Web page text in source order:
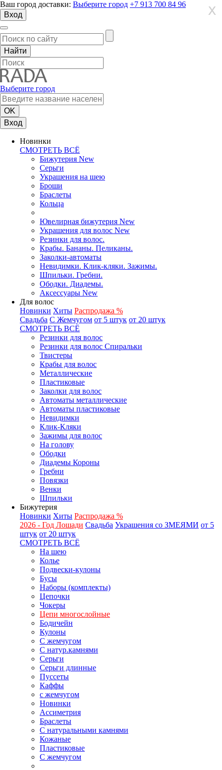
Ваш город доставки: Выберите город +7 913 700 84 96
Вход
Выберите город
Вход
Новинки
СМОТРЕТЬ ВСЁ
Бижутерия New
Серьги
Украшения на шею
Броши
Браслеты
Кольца
Ювелирная бижутерия New
Украшения для волос New
Резинки для волос.
Крабы. Бананы. Пеликаны.
Заколки-автоматы
Невидимки. Клик-кляки. Зажимы.
Шпильки. Гребни.
Ободки. Диадемы.
Аксессуары New
Для волос
Новинки Хиты Распродажа %
Свадьба С Жемчугом от 5 штук от 20 штук
СМОТРЕТЬ ВСЁ
Резинки для волос
Резинки для волос Спиральки
Твистеры
Крабы для волос
Металлические
Пластиковые
Заколки для волос
Автоматы металлические
Автоматы пластиковые
Невидимки
Клик-Кляки
Зажимы для волос
На голову
Ободки
Диадемы Короны
Гребни
Повязки
Венки
Шпильки
Бижутерия
Новинки Хиты Распродажа %
2026 - Год Лошади Свадьба Украшения со ЗМЕЯМИ от 5
штук от 20 штук
СМОТРЕТЬ ВСЁ
На шею
Колье
Подвески-кулоны
Бусы
Наборы (комплекты)
Цепочки
Чокеры
Цепи многослойные
Бодичейн
Кулоны
С жемчугом
С натур.камнями
Серьги
Серьги длинные
Пуссеты
Каффы
с жемчугом
Новинки
Ассиметрия
Браслеты
С натуральными камнями
Кожаные
Пластиковые
С жемчугом
X
X
X